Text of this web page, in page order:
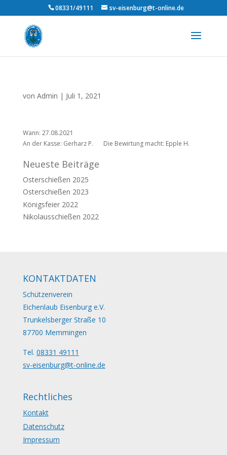
08331/49111 sv-eisenburg@t-online.de
von Admin | Juli 1, 2021
Wann: 27.08.2021
An der Kasse: Gerharz P.
Die Bewirtung macht: Epple H.
Neueste Beiträge
Osterschießen 2025
Osterschießen 2023
Königsfeier 2022
Nikolausschießen 2022
KONTAKTDATEN
Schützenverein
Eichenlaub Eisenburg e.V.
Trunkelsberger Straße 10
87700 Memmingen
Tel. 08331 49111
sv-eisenburg@t-online.de
Rechtliches
Kontakt
Datenschutz
Impressum